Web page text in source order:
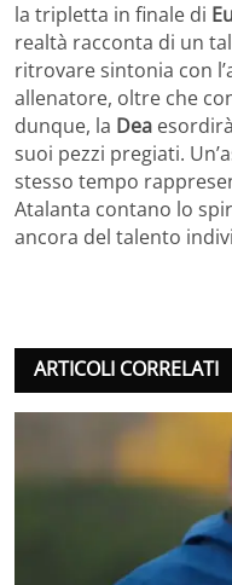
la tripletta in finale di
realtà racconta di un
ritrovare sintonia con
allenatore, oltre che
dunque, la Dea
suoi pezzi pregiati.
stesso tempo
Atalanta contano lo
ancora del talento
ARTICOLI CORRELATI